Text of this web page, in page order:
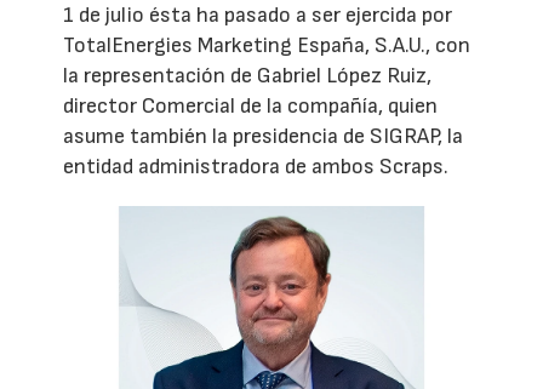
1 de julio ésta ha pasado a ser ejercida por
TotalEnergies Marketing España, S.A.U., con
la representación de Gabriel López Ruiz,
director Comercial de la compañía, quien
asume también la presidencia de SIGRAP, la
entidad administradora de ambos Scraps.